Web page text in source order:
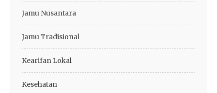
Jamu Nusantara
Jamu Tradisional
Kearifan Lokal
Kesehatan